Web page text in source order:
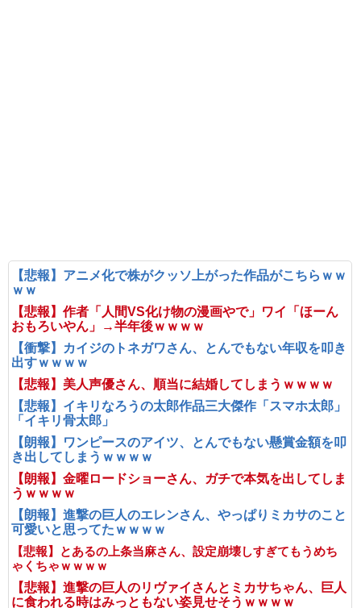
【悲報】アニメ化で株がクッソ上がった作品がこちらｗｗ
ｗｗ
【悲報】作者「人間VS化け物の漫画やで」ワイ「ほーん
おもろいやん」→半年後ｗｗｗｗ
【衝撃】カイジのトネガワさん、とんでもない年収を叩き
出すｗｗｗｗ
【悲報】美人声優さん、順当に結婚してしまうｗｗｗｗ
【悲報】イキリなろうの太郎作品三大傑作「スマホ太郎」
「イキリ骨太郎」
【朗報】ワンピースのアイツ、とんでもない懸賞金額を叩
き出してしまうｗｗｗｗ
【朗報】金曜ロードショーさん、ガチで本気を出してしま
うｗｗｗｗ
【朗報】進撃の巨人のエレンさん、やっぱりミカサのこと
可愛いと思ってたｗｗｗｗ
【悲報】とあるの上条当麻さん、設定崩壊しすぎてもうめち
ゃくちゃｗｗｗｗ
【悲報】進撃の巨人のリヴァイさんとミカサちゃん、巨人
に食われる時はみっともない姿見せそうｗｗｗｗ